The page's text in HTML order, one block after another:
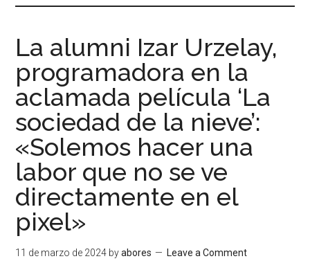
La alumni Izar Urzelay,
programadora en la
aclamada película ‘La
sociedad de la nieve’:
«Solemos hacer una
labor que no se ve
directamente en el
pixel»
11 de marzo de 2024 byabores Leave a Comment